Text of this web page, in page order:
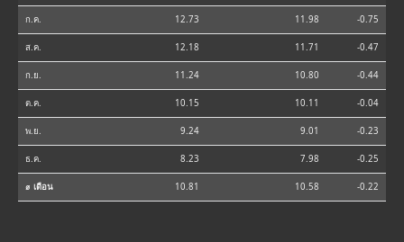
ก.ค. 12.73 11.98 -0.75
ส.ค. 12.18 11.71 -0.47
ก.ย. 11.24 10.80 -0.44
ต.ค. 10.15 10.11 -0.04
พ.ย. 9.24 9.01 -0.23
ธ.ค. 8.23 7.98 -0.25
⌀ เดือน 10.81 10.58 -0.22